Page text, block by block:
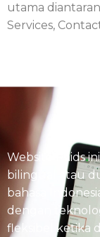
utama
Services,
Website Raids
bilingual atau
bahasa
dengan
fleksibel ketika